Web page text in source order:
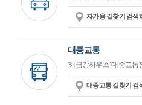
자가용 길찾기 검색
대중교통
'해금강하우스' 대중교통
대중교통 길찾기 검